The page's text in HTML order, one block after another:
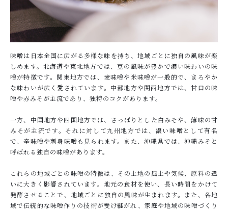
味噌は日本全国に広がる多様な味を持ち、地域ごとに独自の風味が楽
しめます。北海道や東北地方では、豆の風味が豊かで濃い味わいの味
噌が特徴です。関東地方では、麦味噌や米味噌が一般的で、まろやか
な味わいが広く愛されています。中部地方や関西地方では、甘口の味
噌や赤みそが主流であり、独特のコクがあります。
一方、中国地方や四国地方では、さっぱりとした白みそや、薄味の甘
みそが主流です。それに対して九州地方では、濃い味噌として有名
で、辛味噌や刺身味噌も見られます。また、沖縄県では、沖縄みそと
呼ばれる独自の味噌があります。
これらの地域ごとの味噌の特徴は、その土地の風土や気候、原料の違
いに大きく影響されています。地元の食材を使い、長い時間をかけて
発酵させることで、地域ごとに独自の風味が生まれます。また、各地
域で伝統的な味噌作りの技術が受け継がれ、家庭や地域の味噌づくり